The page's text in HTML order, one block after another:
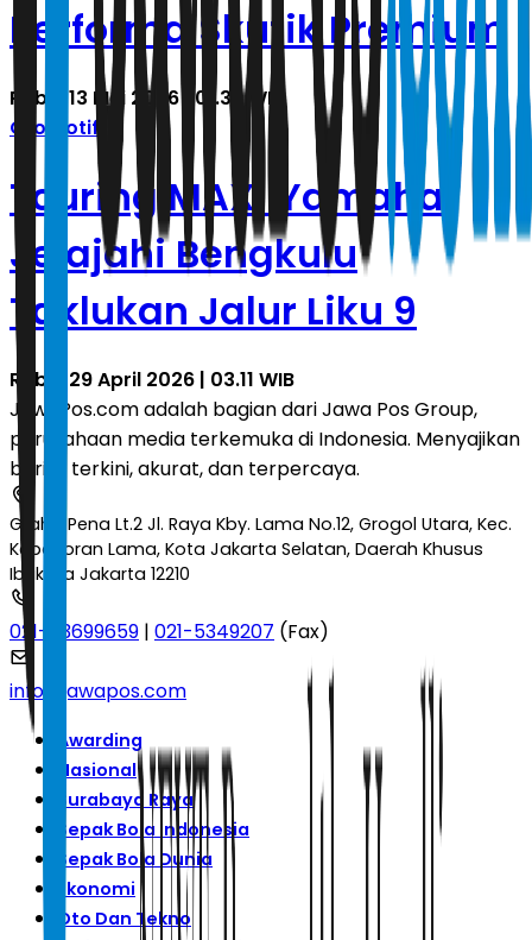
Performa Skutik Premium
Rabu, 13 Mei 2026 | 01.36 WIB
Otomotif
Touring MAXi Yamaha
Jelajahi Bengkulu
Taklukan Jalur Liku 9
Rabu, 29 April 2026 | 03.11 WIB
JawaPos.com adalah bagian dari Jawa Pos Group,
perusahaan media terkemuka di Indonesia. Menyajikan
berita terkini, akurat, dan terpercaya.
Graha Pena Lt.2 Jl. Raya Kby. Lama No.12, Grogol Utara, Kec.
Kebayoran Lama, Kota Jakarta Selatan, Daerah Khusus
Ibukota Jakarta 12210
021-53699659 | 021-5349207 (Fax)
info@jawapos.com
Awarding
Nasional
Surabaya Raya
Sepak Bola Indonesia
Sepak Bola Dunia
Ekonomi
Oto Dan Tekno